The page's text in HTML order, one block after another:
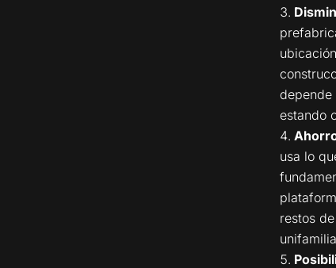
estando
usa lo
restos